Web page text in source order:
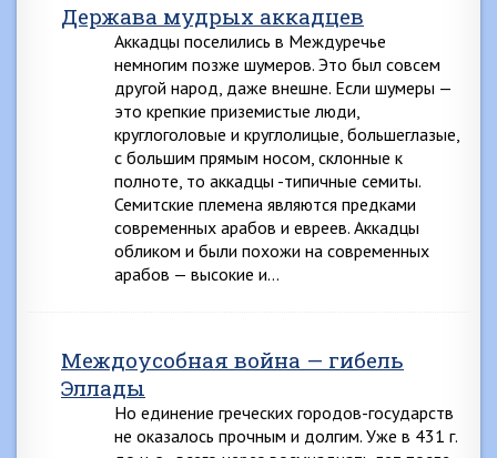
Держава мудрых аккадцев
Аккадцы поселились в Междуречье
немногим позже шумеров. Это был совсем
другой народ, даже внешне. Если шумеры —
это крепкие приземистые люди,
круглоголовые и круглолицые, большеглазые,
с большим прямым носом, склонные к
полноте, то аккадцы -типичные семиты.
Семитские племена являются предками
современных арабов и евреев. Аккадцы
обликом и были похожи на современных
арабов — высокие и…
Междоусобная война — гибель
Эллады
Но единение греческих городов-государств
не оказалось прочным и долгим. Уже в 431 г.